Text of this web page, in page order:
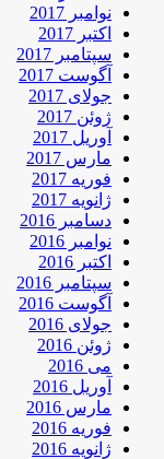
نوامبر 2017
اکتبر 2017
سپتامبر 2017
آگوست 2017
جولای 2017
ژوئن 2017
آوریل 2017
مارس 2017
فوریه 2017
ژانویه 2017
دسامبر 2016
نوامبر 2016
اکتبر 2016
سپتامبر 2016
آگوست 2016
جولای 2016
ژوئن 2016
می 2016
آوریل 2016
مارس 2016
فوریه 2016
ژانویه 2016